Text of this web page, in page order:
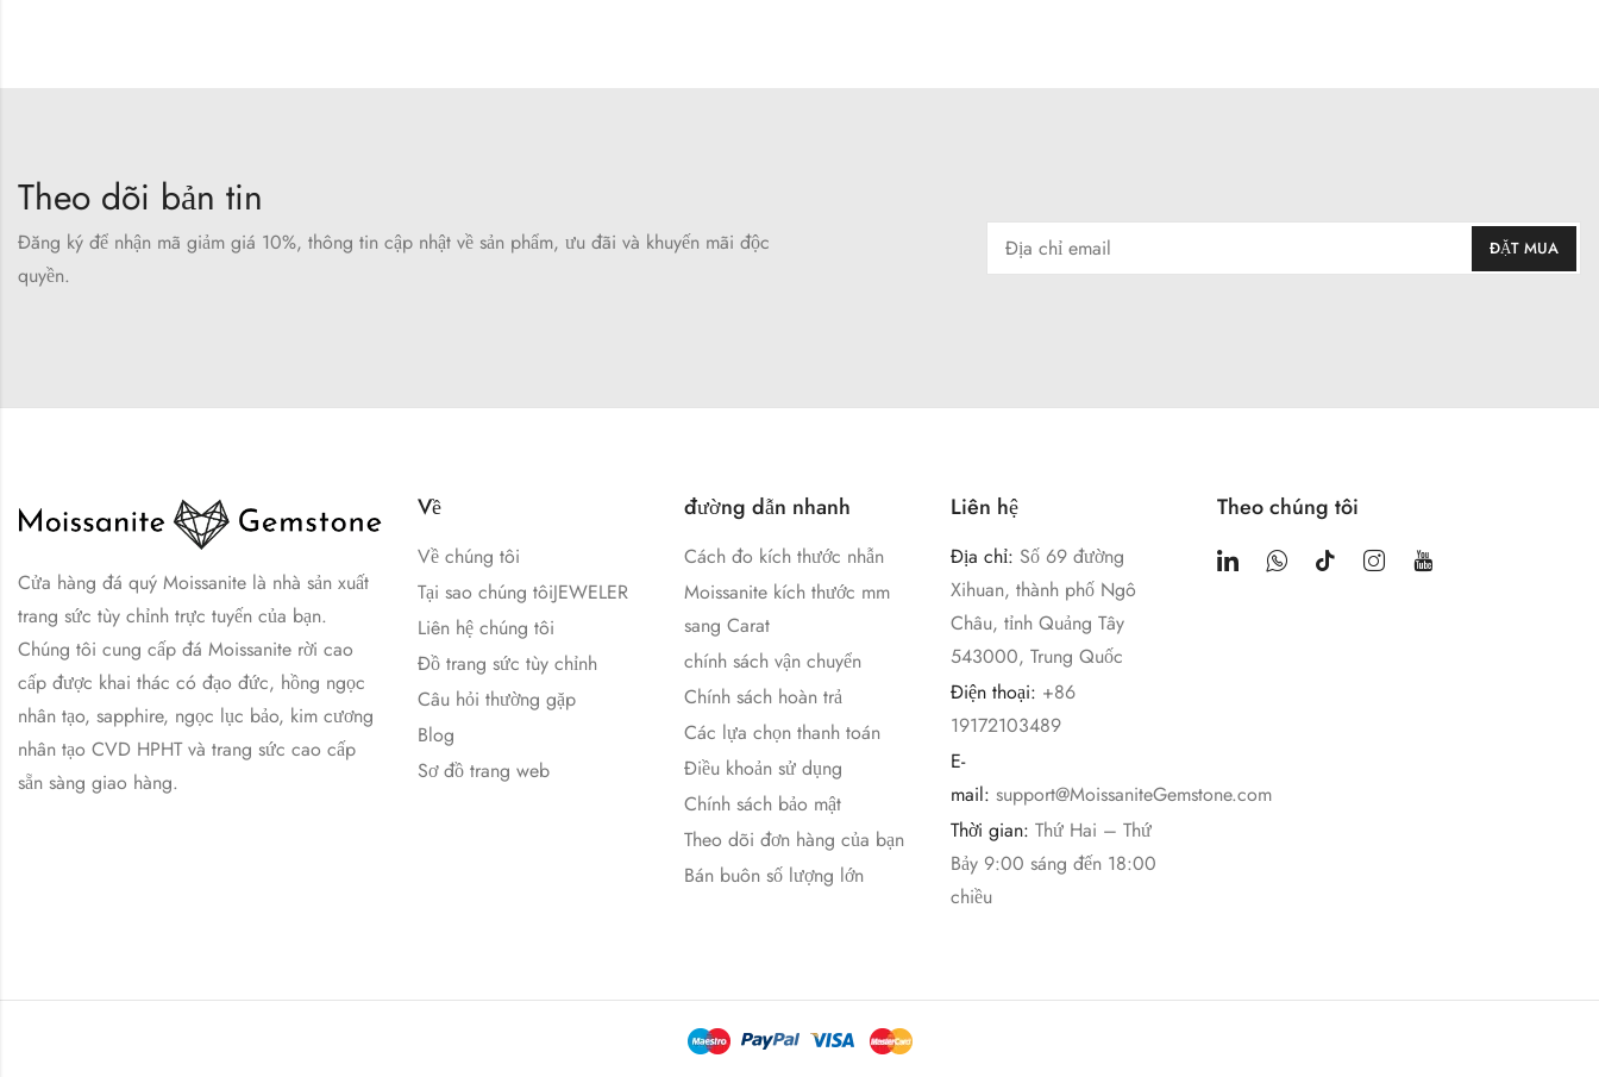
Theo dõi bản tin
Đăng ký để nhận mã giảm giá 10%, thông tin cập nhật về sản phẩm, ưu đãi và khuyến mãi độc
quyền.
Cửa hàng đá quý Moissanite là nhà sản xuất
trang sức tùy chỉnh trực tuyến của bạn.
Chúng tôi cung cấp đá Moissanite rời cao
cấp được khai thác có đạo đức, hồng ngọc
nhân tạo, sapphire, ngọc lục bảo, kim cương
nhân tạo CVD HPHT và trang sức cao cấp
sẵn sàng giao hàng.
Về
Về chúng tôi
Tại sao chúng tôiJEWELER
Liên hệ chúng tôi
Đồ trang sức tùy chỉnh
Câu hỏi thường gặp
Blog
Sơ đồ trang web
đường dẫn nhanh
Cách đo kích thước nhẫn
Moissanite kích thước mm
sang Carat
chính sách vận chuyển
Chính sách hoàn trả
Các lựa chọn thanh toán
Điều khoản sử dụng
Chính sách bảo mật
Theo dõi đơn hàng của bạn
Bán buôn số lượng lớn
Liên hệ
Địa chỉ: Số 69 đường
Xihuan, thành phố Ngô
Châu, tỉnh Quảng Tây
543000, Trung Quốc
Điện thoại: +86
19172103489
E-
mail: support@MoissaniteGemstone.com
Thời gian: Thứ Hai – Thứ
Bảy 9:00 sáng đến 18:00
chiều
Theo chúng tôi